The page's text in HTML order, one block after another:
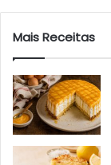
Mais Receitas